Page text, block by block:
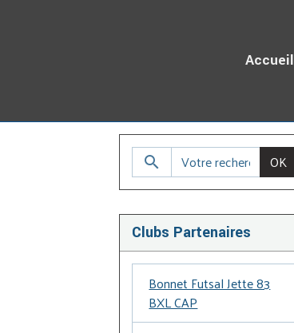
Accueil
OK
Clubs Partenaires
Bonnet Futsal Jette 83
BXL CAP